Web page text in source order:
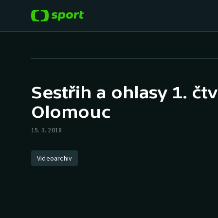
Hokej
Tenis
Cyklistika
Baseball a softbal
Sestřih a ohlasy 1.
Olomouc
15. 3. 2018
Videoarchiv